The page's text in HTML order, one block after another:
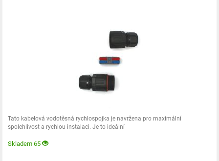
Tato kabelová vodotěsná rychlospojka je navržena pro maximální
spolehlivost a rychlou instalaci. Je to ideální
Skladem 65